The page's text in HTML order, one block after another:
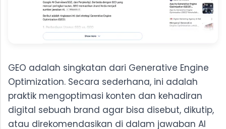
GEO adalah singkatan dari Generative Engine
Optimization. Secara sederhana, ini adalah
praktik mengoptimasi konten dan kehadiran
digital sebuah brand agar bisa disebut, dikutip,
atau direkomendasikan di dalam jawaban AI